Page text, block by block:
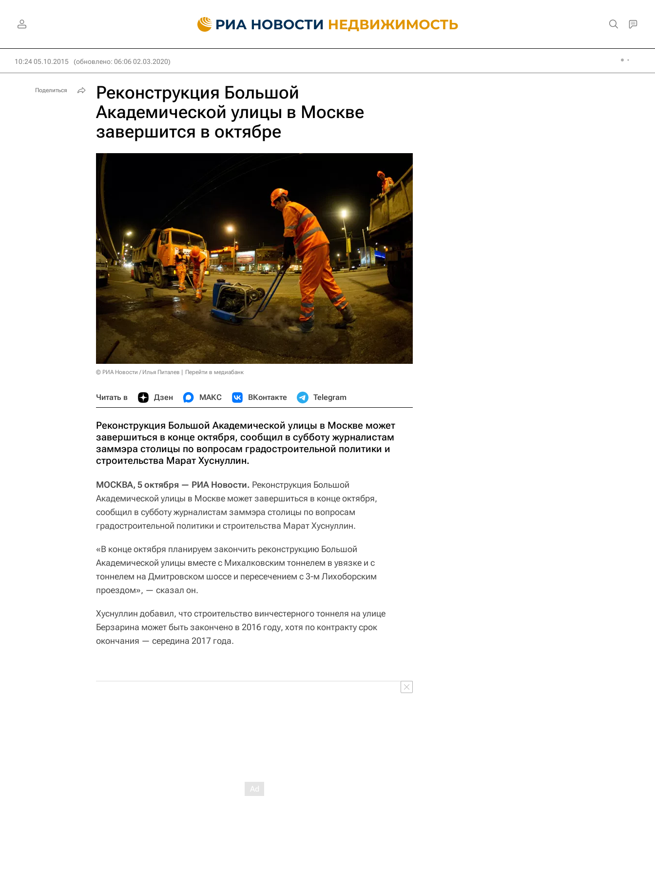
10:24 05.10.2015 (обновлено: 06:06 02.03.2020)
Реконструкция Большой
Академической улицы в Москве
завершится в октябре
© РИА Новости / Илья Питалев Перейти в медиабанк
Читать в Дзен МАКС ВКонтакте Telegram
Реконструкция Большой Академической улицы в Москве может
завершиться в конце октября, сообщил в субботу журналистам
заммэра столицы по вопросам градостроительной политики и
строительства Марат Хуснуллин.
МОСКВА, 5 октября — РИА Новости. Реконструкция Большой
Академической улицы в Москве может завершиться в конце октября,
сообщил в субботу журналистам заммэра столицы по вопросам
градостроительной политики и строительства Марат Хуснуллин.
«В конце октября планируем закончить реконструкцию Большой
Академической улицы вместе с Михалковским тоннелем в увязке и с
тоннелем на Дмитровском шоссе и пересечением с 3-м Лихоборским
проездом», — сказал он.
Хуснуллин добавил, что строительство винчестерного тоннеля на улице
Берзарина может быть закончено в 2016 году, хотя по контракту срок
окончания — середина 2017 года.
Поделиться